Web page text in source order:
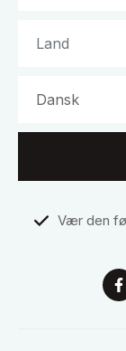
Vær den